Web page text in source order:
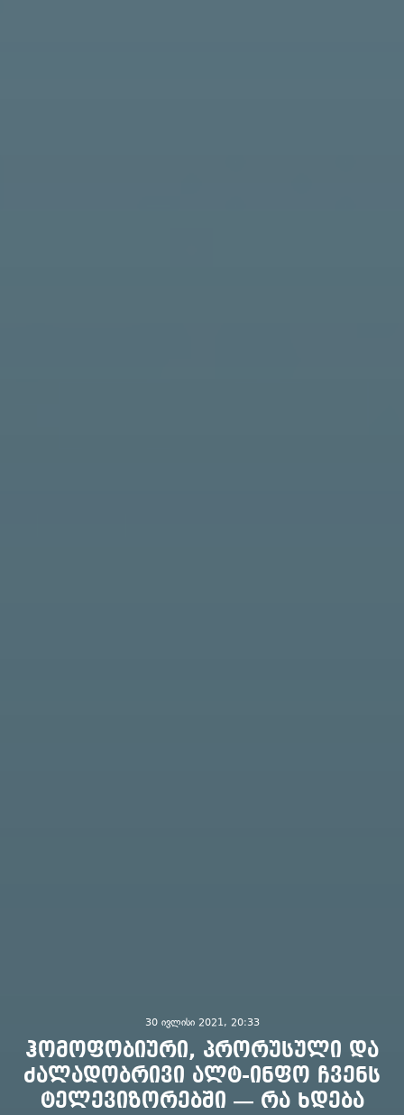
30 ივლისი 2021, 20:33
ჰომოფობიური, პრორუსული და
ძალადობრივი ალტ-ინფო ჩვენს
ტელევიზორებში — რა ხდება